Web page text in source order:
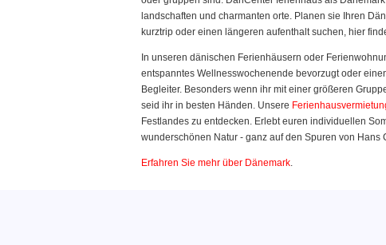
landschaften und charmanten orte. Planen sie Ihren
kurztrip oder einen längeren aufenthalt suchen, hier
In unseren dänischen Ferienhäusern oder
entspanntes Wellnesswochenende bevorzugt oder
Begleiter. Besonders wenn ihr mit einer größeren
seid ihr in besten Händen. Unsere
Festlandes zu entdecken. Erlebt euren individuellen
wunderschönen Natur - ganz auf den Spuren von
Erfahren Sie mehr über Dänemark.